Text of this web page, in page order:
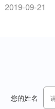
2019-09-21
您的姓名